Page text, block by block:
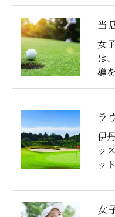
当
女
は
導
ラ
伊
ッ
ッ
女